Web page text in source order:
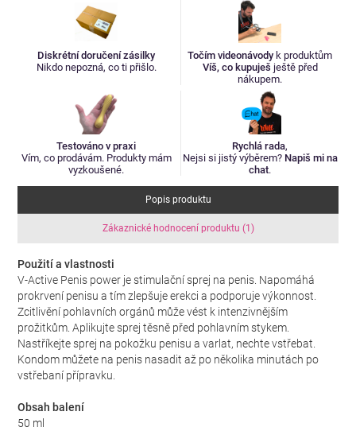
Diskrétní doručení zásilky
Nikdo nepozná, co ti přišlo.
Točím videonávody k produktům
Víš, co kupuješ ještě před
nákupem.
Testováno v praxi
Vím, co prodávám. Produkty mám
vyzkoušené.
Rychlá rada,
Nejsi si jistý výběrem? Napiš mi na
chat.
Popis produktu
Zákaznické hodnocení produktu (1)
Použití a vlastnosti
V-Active Penis power je stimulační sprej na penis. Napomáhá
prokrvení penisu a tím zlepšuje erekci a podporuje výkonnost.
Zcitlivění pohlavních orgánů může vést k intenzivnějším
prožitkům. Aplikujte sprej těsně před pohlavním stykem.
Nastříkejte sprej na pokožku penisu a varlat, nechte vstřebat.
Kondom můžete na penis nasadit až po několika minutách po
vstřebaní přípravku.
Obsah balení
50 ml